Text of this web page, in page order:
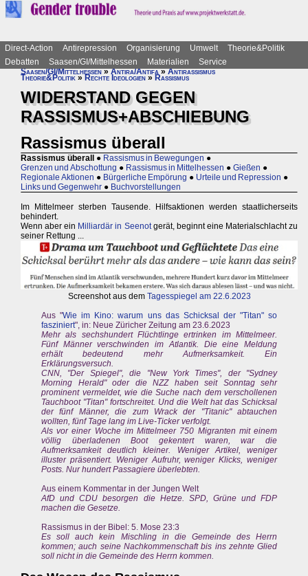
Direct-Action Antirepression Organisierung Umwelt
Theorie&Politik
Debatten
Saasen/GI/Mittelhessen Materialien
Service
Saasen/GI/Mittelhessen»Antira/Antifa»Antirassismus
Theorie&Politik » Rechte Ideologien » Rassismus
WIDERSTAND GEGEN
RASSISMUS+ABSCHIEBUNG
Rassismus überall
Rassismus überall ● Rassismus in Bewegungen ●
Grenzen und Abschottung ● Rassismus in Mittelhessen ● Gießen ●
Regionale Aktionen ● Bürgerliche Empörung ● Urteile und Repression ●
Links und Gegenwehr ● Buchvorstellungen
Im Mittelmeer sterben Tausende. Hilfsaktionen werden staatlicherseits
behindert.
Wenn aber ein Milliardär in Seenotgerät, beginnt eine Materialschlacht zu
seiner Rettung ...
Screenshot aus dem Tagesspiegel am 22.6.2023
Aus "Wie im Kino: warum uns das Schicksal der "Titan" so
fasziniert", in: Neue Züricher Zeitung am 23.6.2023
Mehr als sechshundert Flüchtlinge ertrinken im Mittelmeer.
Fünf Männer verschwinden im Atlantik. Die eine Meldung
erhält bedeutend mehr Aufmerksamkeit. Ein
Erklärungsversuch.
CNN, "Der Spiegel", die "New York Times", der "Sydney
Morning Herald" oder die NZZ haben seit Sonntag sehr
prominent vermeldet, wie die Suche nach dem verschollenen
Tauchboot "Titan" fortschreitet. Und die Welt hat das Schicksal
der fünf Männer, die zum Wrack der "Titanic" abtauchen
wollten, fünf Tage lang im Live-Ticker verfolgt.
Als vor einer Woche im Mittelmeer 750 Migranten mit einem
völlig überladenen Boot gekentert waren, war die
Aufmerksamkeit deutlich kleiner. Weniger Artikel, weniger
illuster präsentiert. Weniger Aufruhr, weniger Klicks, weniger
Posts. Nur hundert Passagiere überlebten.
Aus einem Kommentar in der Jungen Welt
AfD und CDU besorgen die Hetze. SPD, Grüne und FDP
machen die Gesetze.
Rassismus in der Bibel: 5. Mose 23:3
Es soll auch kein Mischling in die Gemeinde des Herrn
kommen; auch seine Nachkommenschaft bis ins zehnte Glied
soll nicht in die Gemeinde des Herrn kommen.